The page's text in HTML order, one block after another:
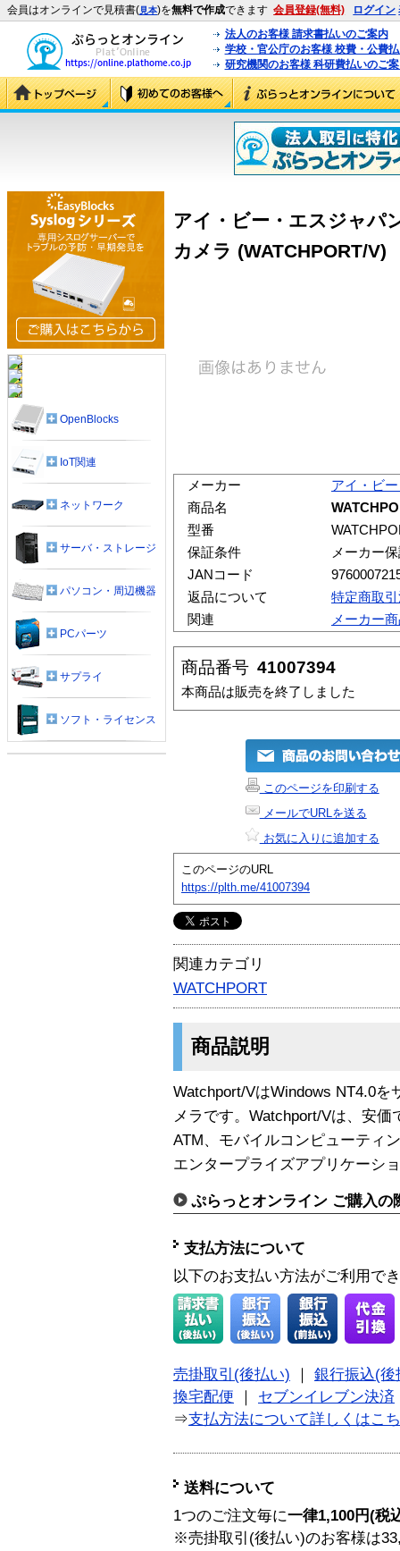
会員はオンラインで見積書(見本)を無料で作成できます 会員登録(無料) ログイン
法人のお客様 請求書払いのご案内
学校・官公庁のお客様 校費・公費
研究機関のお客様 科研費払いのご
アイ・ビー・エスジャパ
カメラ (WATCHPORT/V)
メーカー
アイ・ビ
商品名
型番
保証条件
メーカー
JANコード
返品について
特定商取
関連
メーカー
商品番号 41007394
本商品は販売を終了しました
このページを印刷する
メールでURLを送る
お気に入りに追加する
このページのURL
https://plth.me/41007394
関連カテゴリ
WATCHPORT
商品説明
Watchport/VはWindows NT4.0
メラです。Watchport/Vは、安
ATM、モバイルコンピューティ
エンタープライズアプリケーシ
ぷらっとオンライン ご購入の
支払方法について
以下のお支払い方法がご利用で
売掛取引(後払い)
銀行振込(後
換宅配便
セブンイレブン決済
⇒支払方法について詳しくはこ
送料について
1つのご注文毎に一律1,100円(税
※売掛取引(後払い)のお客様は
OpenBlocks
IoT関連
ネットワーク
サーバ・ストレージ
パソコン・周辺機器
PCパーツ
サプライ
ソフト・ライセンス